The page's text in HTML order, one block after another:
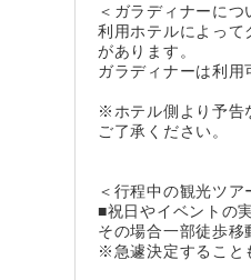
＜ガラディナーにつ
利用ホテルによって
があります。
ガラディナーは利用
※ホテル側より予告
ご了承ください。
＜行程中の観光ツア
■祝日やイベントの
その場合一部徒歩移
※急遽決定すること